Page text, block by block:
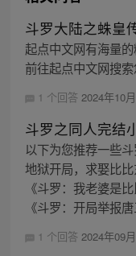
斗罗大陆之蛛皇
起点中文网有海量
前往起点中文网搜索
1 个回答 2024年10
斗罗之同人完结
以下为您推荐一些
地狱开局，求娶比
《斗罗：我老婆是
《斗罗：开局举报
1 个回答 2024年09